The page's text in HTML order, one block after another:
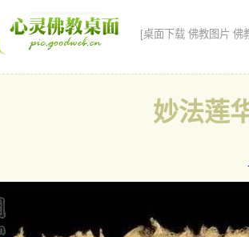
[桌面下载 佛教图片 佛
妙法莲